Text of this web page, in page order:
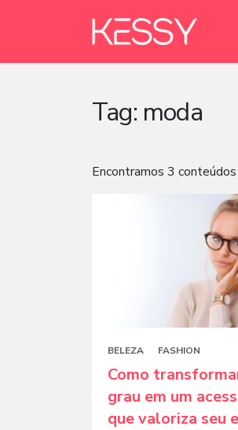
Tag: moda
Encontramos 3 conteúdos
BELEZA FASHION
Como
grau em um
que valoriza seu